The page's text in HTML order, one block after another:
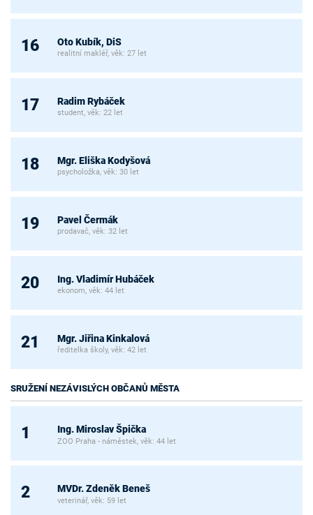
16 Oto Kubík, DiS
realitní makléř, věk: 27 let
17 Radim Rybáček
student, věk: 22 let
18 Mgr. Eliška Kodyšová
psycholožka, věk: 30 let
19 Pavel Čermák
prodavač, věk: 32 let
20 Ing. Vladimír Hubáček
ekonom, věk: 44 let
21 Mgr. Jiřina Kinkalová
ředitelka školy, věk: 42 let
SRUŽENÍ NEZÁVISLÝCH OBČANŮ MĚSTA
1 Ing. Miroslav Špička
ZOO Praha - náměstek, věk: 44 let
2 MVDr. Zdeněk Beneš
veterinář, věk: 59 let